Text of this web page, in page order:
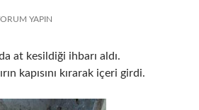
YAPIN
at kesildiği ihbarı aldı.
kapısını kırarak içeri girdi.